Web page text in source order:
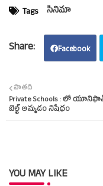
Tags సినిమా
Facebook
పాతది
Private Schools : లో
బెల్ట్‌ అమ్మడం నిషేధం
YOU MAY LIKE